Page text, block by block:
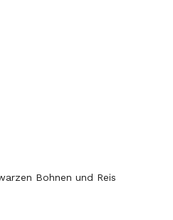
Bohnen und Reis